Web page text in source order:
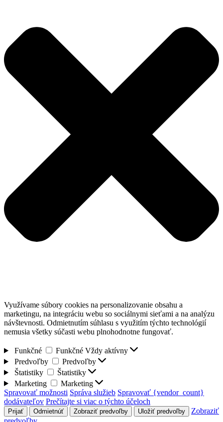
Využívame súbory cookies na personalizovanie obsahu a
marketingu, na integráciu webu so sociálnymi sieťami a na analýzu
návštevnosti. Odmietnutím súhlasu s využitím týchto technológií
nemusia všetky súčasti webu plnohodnotne fungovať.
Funkčné Funkčné Vždy aktívny
Predvoľby
Predvoľby
Štatistiky
Štatistiky
Marketing
Marketing
Spravovať možnosti Správa služieb Spravovať {vendor_count}
dodávateľov Prečítajte si viac o týchto účeloch
Prijať Odmietnúť Zobraziť predvoľby Uložiť predvoľby
Zobraziť